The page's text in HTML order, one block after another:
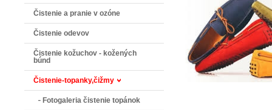
Čistenie a pranie v ozóne
Čistenie odevov
Čistenie kožuchov - kožených
búnd
Čistenie-topanky,čižmy
Fotogaleria čistenie topánok